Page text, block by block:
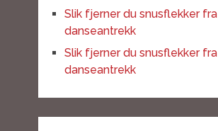
Slik fjerner du snusflekker fra
danseantrekk
Slik fjerner du snusflekker fra
danseantrekk